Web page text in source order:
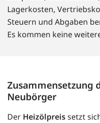
Lagerkosten,
Steuern und Abgaben
Es kommen keine
Zusammensetzung
Neubörger
Der Heizölpreissetzt